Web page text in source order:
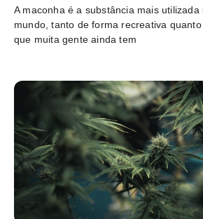
A maconha é a substância mais utilizada
mundo, tanto de forma recreativa
que muita gente ainda tem